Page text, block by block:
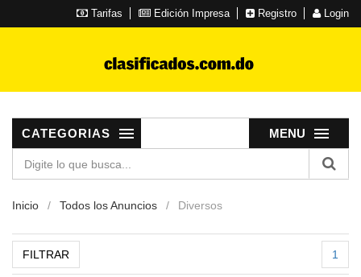
Tarifas Edición Impresa Registro Login
MENU
CATEGORIAS
Inicio Todos los Anuncios Diversos
FILTRAR 1